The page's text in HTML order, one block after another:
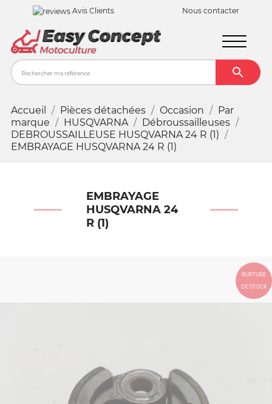
Avis Clients Nous contacter

Accueil Pièces détachées Occasion
Par
marque
HUSQVARNA
Débroussailleuses
DEBROUSSAILLEUSE HUSQVARNA 24 R (1)
EMBRAYAGE HUSQVARNA 24 R (1)
EMBRAYAGE
HUSQVARNA 24
R (1)
RUPTURE
DE STOCK